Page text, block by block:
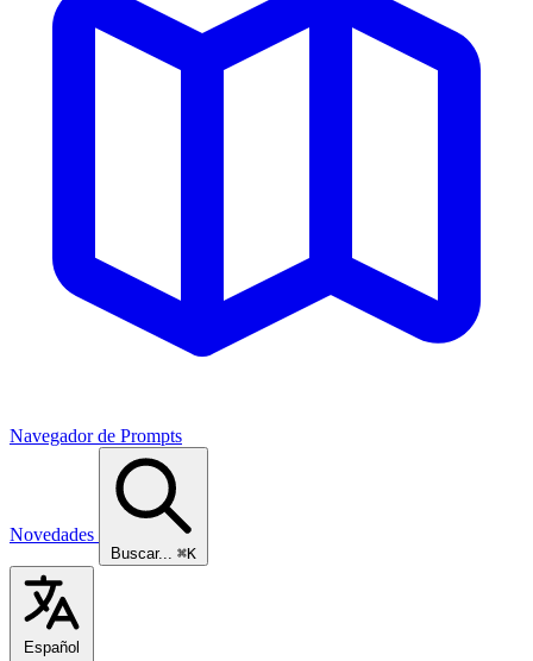
Navegador de Prompts
Novedades
Buscar... ⌘K
Español